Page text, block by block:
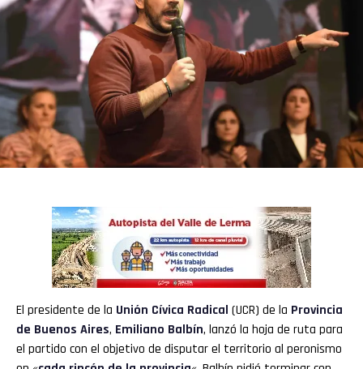
El presidente de la Unión Cívica Radical (UCR) de la Provincia
de Buenos Aires, Emiliano Balbín, lanzó la hoja de ruta para
el partido con el objetivo de disputar el territorio al peronismo